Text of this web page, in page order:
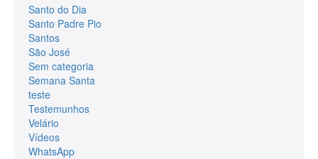
Santo do Dia
Santo Padre Pio
Santos
São José
Sem categoria
Semana Santa
teste
Testemunhos
Velário
Vídeos
WhatsApp